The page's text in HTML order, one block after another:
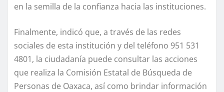
en la semilla de la confianza hacia las instituciones.
Finalmente, indicó que, a través de las redes
sociales de esta institución y del teléfono 951 531
4801, la ciudadanía puede consultar las acciones
que realiza la Comisión Estatal de Búsqueda de
Personas de Oaxaca, así como brindar información